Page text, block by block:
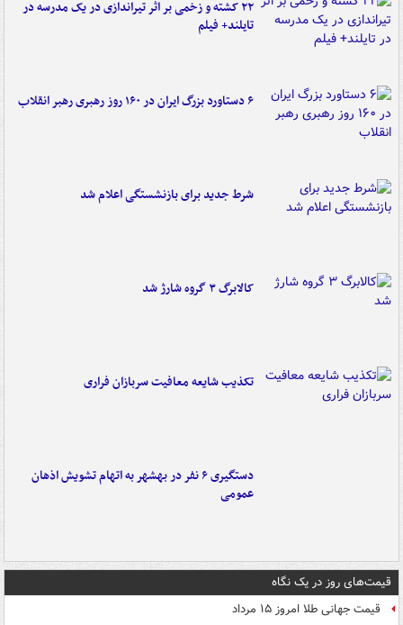
۲۲ کشته و زخمی بر اثر تیراندازی در یک مدرسه در
تایلند+ فیلم
۶ دستاورد بزرگ ایران در ۱۶۰ روز رهبری رهبر انقلاب
شرط جدید برای بازنشستگی اعلام شد
کالابرگ ۳ گروه شارژ شد
تکذیب شایعه معافیت سربازان فراری
دستگیری ۶ نفر در بهشهر به اتهام تشویش اذهان
عمومی
قیمت‌های روز در یک نگاه
قیمت جهانی طلا امروز ۱۵ مرداد